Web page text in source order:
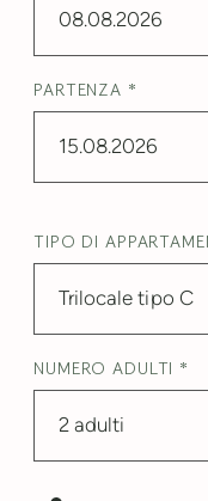
08.08.2026
PARTENZA *
15.08.2026
TIPO DI
Trilocale tipo C
NUMERO ADULTI *
2 adulti